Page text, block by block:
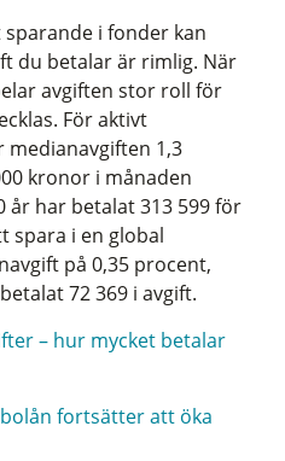
i fonder kan
du betalar är rimlig. När
avgiften stor roll för
För aktivt
1,3
kronor i månaden
har betalat 313 599 för
spara i en global
på 0,35 procent,
72 369 i avgift.
– hur mycket betalar
fortsätter att öka